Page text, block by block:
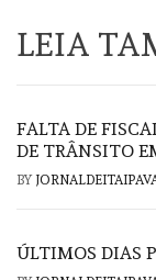
LEIA
FALTA DE
DE TRÂNSITO
BY
ÚLTIMOS DIAS